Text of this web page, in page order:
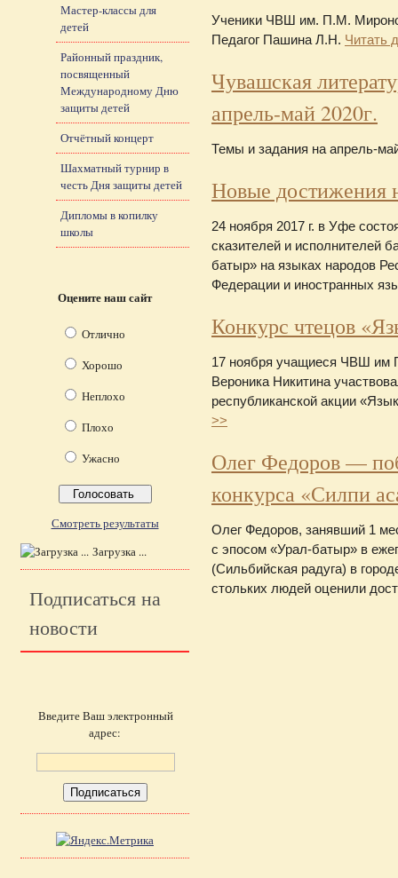
Ученики ЧВШ им. П.М.
Педагог Пашина Л.Н. Читать
Чувашская
апрель-май 2020г.
Темы и задания на апрель-
Новые достижения
24 ноября 2017 г. в Уфе
сказителей и исполнителей
батыр» на языках народов
Федерации и иностранных
Конкурс чтецов
17 ноября учащиеся ЧВШ им
Вероника Никитина
республиканской акции
>>
Олег Федоров —
конкурса «Силпи
Олег Федоров, занявший 1
с эпосом «Урал-батыр» в
(Сильбийская радуга) в
стольких людей оценили
Мастер-классы для
детей
Районный праздник,
посвященный
Международному Дню
защиты детей
Отчётный концерт
Шахматный турнир в
честь Дня защиты детей
Дипломы в копилку
школы
Оцените наш сайт
Отлично
Хорошо
Неплохо
Плохо
Ужасно
Смотреть результаты
Загрузка ...
Подписаться на
новости
Введите Ваш электронный
адрес: